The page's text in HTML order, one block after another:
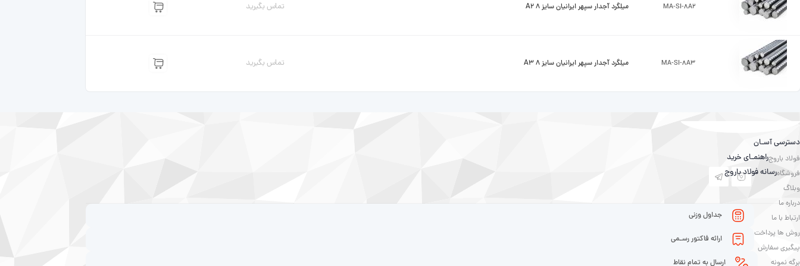
MA-SI-8A2 میلگرد آجدار سپهر ایرانیان سایز 8 A2 تماس بگیرید
MA-SI-8A3 میلگرد آجدار سپهر ایرانیان سایز 8 A3 تماس بگیرید
دسترسی آسـان
فولاد باروج
فروشگاه
وبلاگ
درباره ما
ارتباط با ما
راهنمـای خرید
روش ها پرداخت
پیگیری سفارش
برگه نمونه
رسانه فولاد باروج
جداول وزنی
ارائه فاکتور رسـمی
ارسال به تمام نقاط